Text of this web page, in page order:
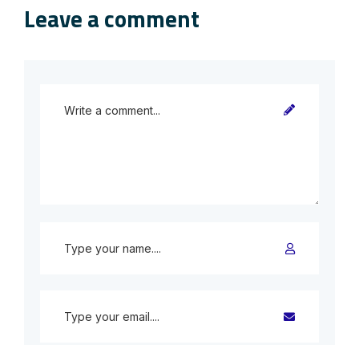
Leave a comment